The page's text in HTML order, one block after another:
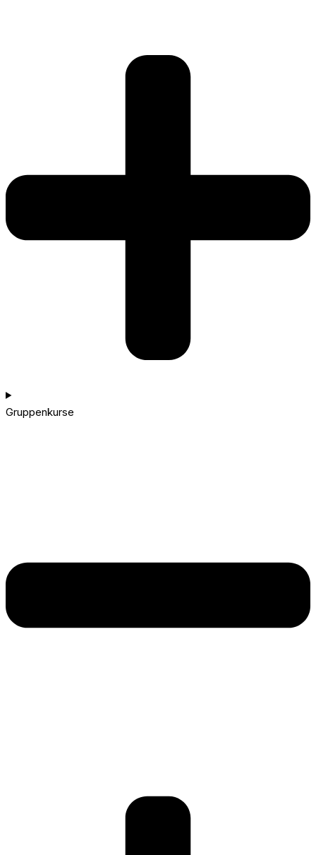
Gruppenkurse